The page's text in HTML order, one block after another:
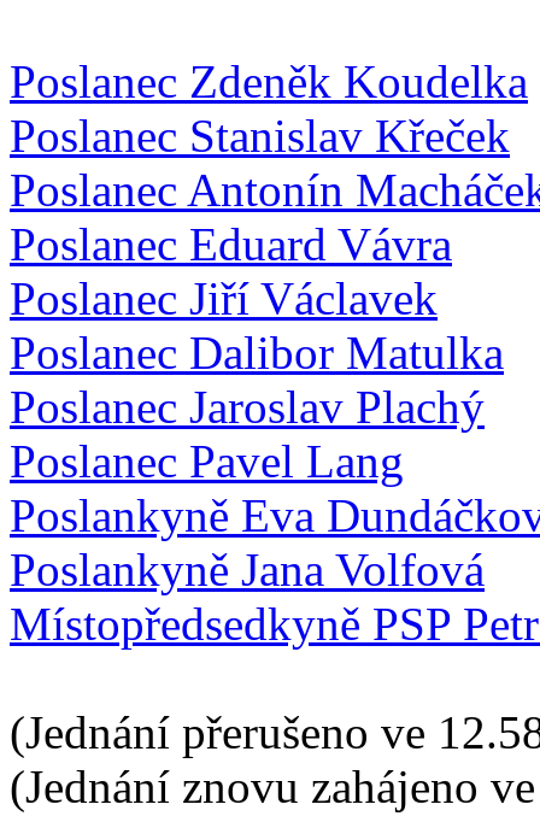
Poslanec Zdeněk Koudelka
Poslanec Stanislav Křeček
Poslanec Antonín
Poslanec Eduard Vávra
Poslanec Jiří Václavek
Poslanec Dalibor Matulka
Poslanec Jaroslav Plachý
Poslanec Pavel Lang
Poslankyně Eva
Poslankyně Jana Volfová
Místopředsedkyně PSP
(Jednání přerušeno ve
(Jednání znovu zahájeno